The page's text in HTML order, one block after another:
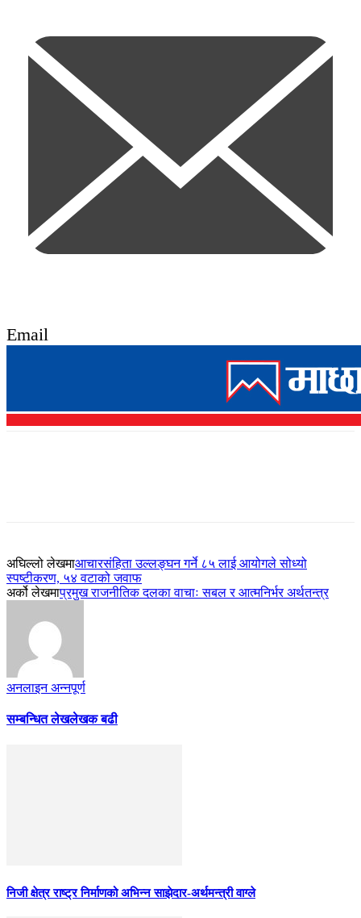
Email
अघिल्लो लेखमाआचारसंहिता उल्लङ्घन गर्ने ८५ लाई आयोगले सोध्यो
स्पष्टीकरण, ५४ वटाको जवाफ
अर्को लेखमाप्रमुख राजनीतिक दलका वाचाः सबल र आत्मनिर्भर अर्थतन्त्र
अनलाइन अन्नपूर्ण
सम्बन्धित लेखलेखक बढी
निजी क्षेत्र राष्ट्र निर्माणको अभिन्न साझेदार-अर्थमन्त्री वाग्ले